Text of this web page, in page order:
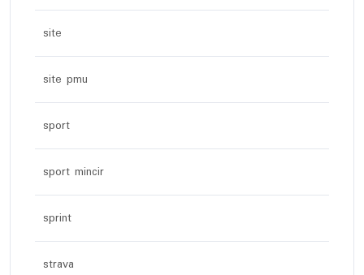
site
site pmu
sport
sport mincir
sprint
strava